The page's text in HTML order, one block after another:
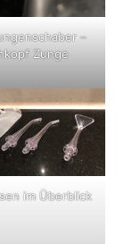
–
Zunge
im Überblick